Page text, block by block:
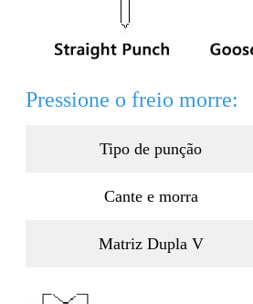
Pressione o freio morre:
Tipo de punção
Cante e morra
Matriz Dupla V